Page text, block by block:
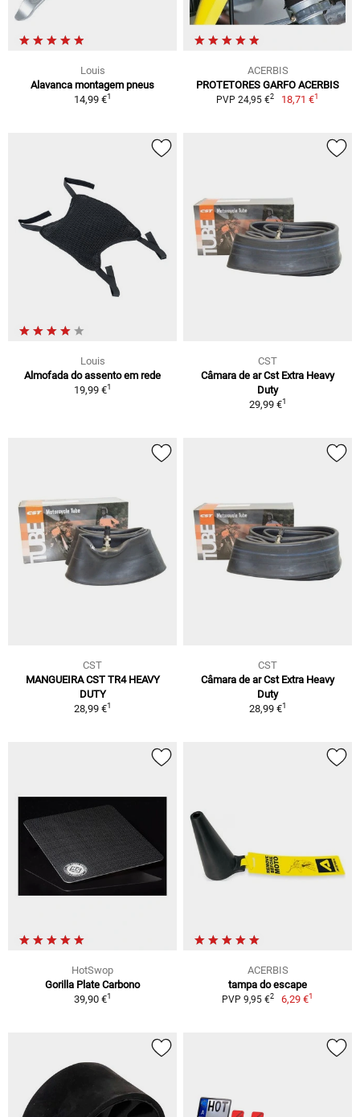
Louis
Alavanca montagem pneus
14,99 €1
ACERBIS
PROTETORES GARFO ACERBIS
PVP 24,95 €2 18,71 €1
Louis
Almofada do assento em rede
19,99 €1
CST
Câmara de ar Cst Extra Heavy
Duty
29,99 €1
CST
MANGUEIRA CST TR4 HEAVY
DUTY
28,99 €1
CST
Câmara de ar Cst Extra Heavy
Duty
28,99 €1
HotSwop
Gorilla Plate Carbono
39,90 €1
ACERBIS
tampa do escape
PVP 9,95 €2 6,29 €1